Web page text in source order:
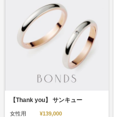
【Thank you】 サンキュー
女性用
¥139,000